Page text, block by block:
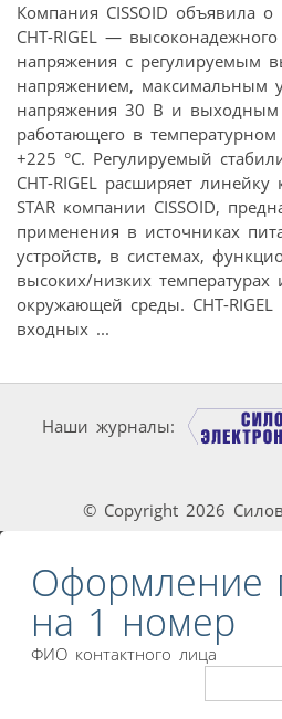
Компания CISSOID объявила о
CHT-RIGEL — высоконадежного
напряжения с регулируемым
напряжением, максимальным
напряжения 30 В и
работающего в
+225 °C. Регулируемый
CHT-RIGEL расширяет
STAR компании CISSOID,
применения в источниках
устройств, в системах,
высоких/низких
окружающей среды. CHT-RIGEL
входных ...
Наши журналы:
© Copyright 2026
Оформление
на 1 номер
ФИО контактного лица